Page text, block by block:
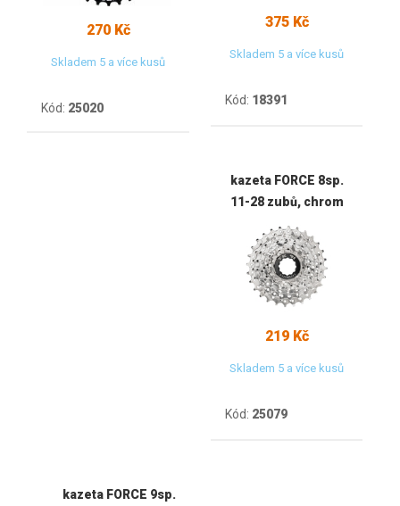
270 Kč
Skladem 5 a více kusů
Kód: 25020
375 Kč
Skladem 5 a více kusů
Kód: 18391
kazeta FORCE 8sp.
11-28 zubů, chrom
219 Kč
Skladem 5 a více kusů
Kód: 25079
kazeta FORCE 9sp.